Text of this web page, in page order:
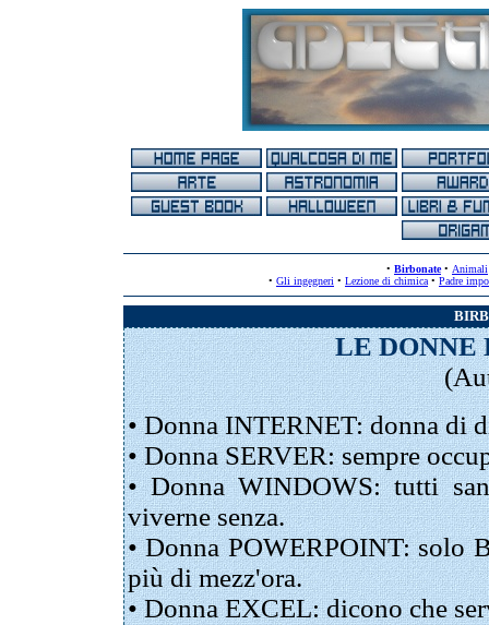
• Birbonate• Animali
• Gli ingegneri • Lezione di chimica • Padre
LE
• Donna INTERNET: donna di
• Donna SERVER: sempre
• Donna WINDOWS: tutti
viverne senza.
• Donna POWERPOINT: solo
più di mezz'ora.
• Donna EXCEL: dicono che